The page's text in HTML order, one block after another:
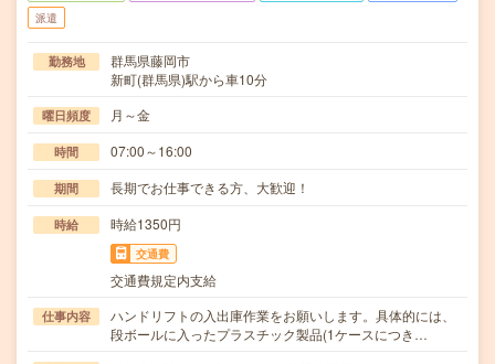
派遣
勤務地
群馬県藤岡市
新町(群馬県)駅から車10分
曜日頻度 月～金
時間 07:00～16:00
期間 長期でお仕事できる方、大歓迎！
時給 時給1350円
交通費
交通費規定内支給
仕事内容
ハンドリフトの入出庫作業をお願いします。具体的には、
段ボールに入ったプラスチック製品(1ケースにつき…